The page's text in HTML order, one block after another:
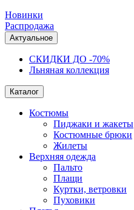
Новинки
Распродажа
Актуальное
СКИДКИ ДО -70%
Льняная коллекция
Каталог
Костюмы
Пиджаки и жакеты
Костюмные брюки
Жилеты
Верхняя одежда
Пальто
Плащи
Куртки, ветровки
Пуховики